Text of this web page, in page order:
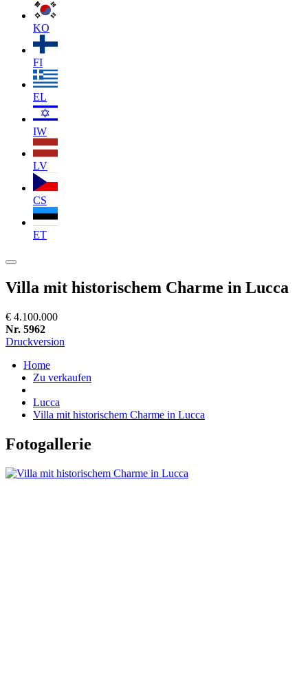
KO
FI
EL
IW
LV
CS
ET
Villa mit historischem Charme in Lucca
€ 4.100.000
Nr. 5962
Druckversion
Home
Zu verkaufen
Lucca
Villa mit historischem Charme in Lucca
Fotogallerie